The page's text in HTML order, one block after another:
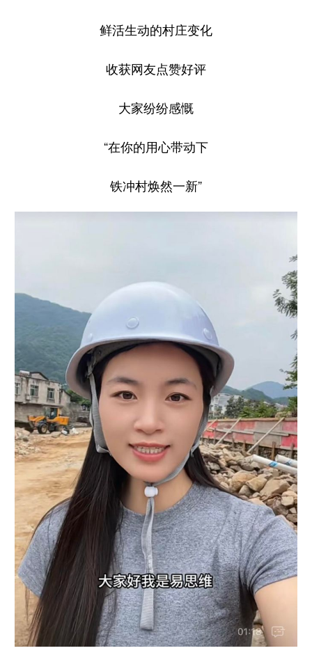
鲜活生动的村庄变化
收获网友点赞好评
大家纷纷感慨
“在你的用心带动下
铁冲村焕然一新”